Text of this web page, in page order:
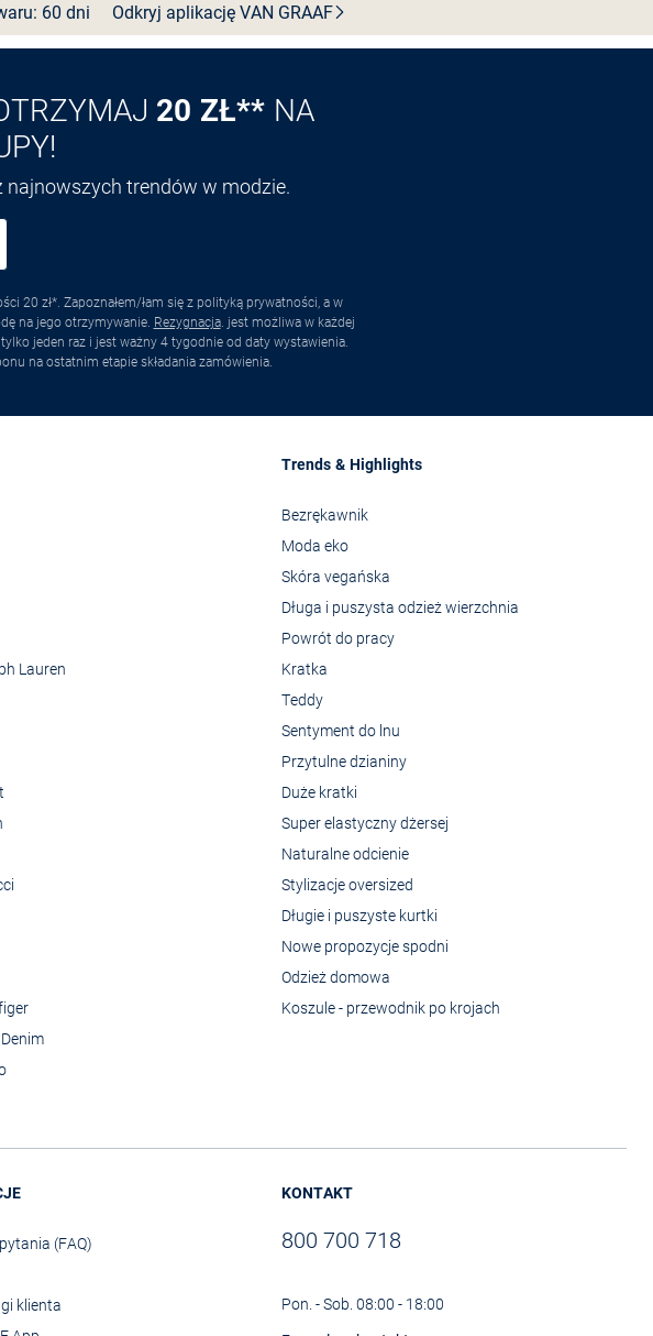
60 dni Odkryj aplikację VAN GRAAF
20 ZŁ** NA
trendów w modzie.
20 zł*. Zapoznałem/łam się z polityką prywatności, a w
na jego otrzymywanie. Rezygnacja. jest możliwa w każdej
jeden raz i jest ważny 4 tygodnie od daty wystawienia.
na ostatnim etapie składania zamówienia.
Lauren
Trends & Highlights
Bezrękawnik
Moda eko
Skóra vegańska
Długa i puszysta odzież wierzchnia
Powrót do pracy
Kratka
Teddy
Sentyment do lnu
Przytulne dzianiny
Duże kratki
Super elastyczny dżersej
Naturalne odcienie
Stylizacje oversized
Długie i puszyste kurtki
Nowe propozycje spodni
Odzież domowa
Koszule - przewodnik po krojach
(FAQ)
klienta
KONTAKT
800 700 718
Pon. - Sob. 08:00 - 18:00